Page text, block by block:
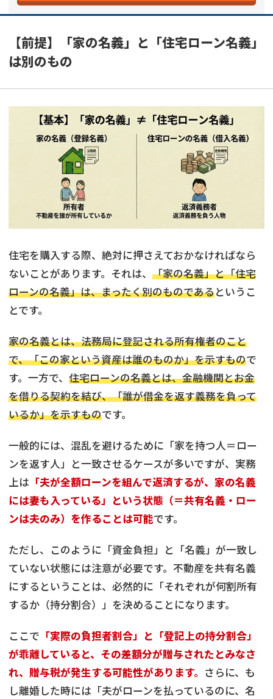
【前提】「家の名義」と「住宅ローン名義」
は別のもの
住宅を購入する際、絶対に押さえておかなければなら
ないことがあります。それは、 「家の名義」と「住宅
ローンの名義」は、まったく別のものであるというこ
とです。
家の名義とは、法務局に登記される所有権者のこと
で、「この家という資産は誰のものか」を示すもので
す。一方で、 住宅ローンの名義とは、金融機関とお金
を借りる契約を結び、「誰が借金を返す義務を負って
いるか」を示すものです。
一般的には、混乱を避けるために「家を持つ人＝ロー
ンを返す人」と一致させるケースが多いですが、実務
上は 「夫が全額ローンを組んで返済するが、家の名義
には妻も入っている」という状態（＝共有名義・ロー
ンは夫のみ）を作ることは可能です。
ただし、このように「資金負担」と「名義」が一致し
ていない状態には注意が必要です。不動産を共有名義
にするということは、必然的に「それぞれが何割所有
するか（持分割合）」を決めることになります。
ここで 「実際の負担者割合」と「登記上の持分割合」
が乖離していると、その差額分が贈与されたとみなさ
れ、贈与税が発生する可能性があります。 さらに、も
し離婚した時には「夫がローンを払っているのに、名